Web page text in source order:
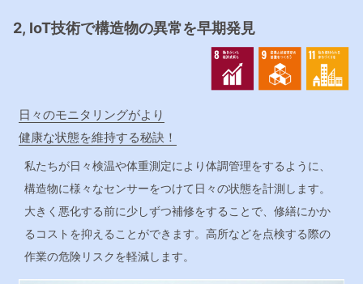
2, IoT技術で構造物の異常を早期発見
日々のモニタリングがより
健康な状態を維持する秘訣！
私たちが日々検温や体重測定により体調管理をするように、
構造物に様々なセンサーをつけて日々の状態を計測します。
大きく悪化する前に少しずつ補修をすることで、修繕にかか
るコストを抑えることができます。高所などを点検する際の
作業の危険リスクを軽減します。